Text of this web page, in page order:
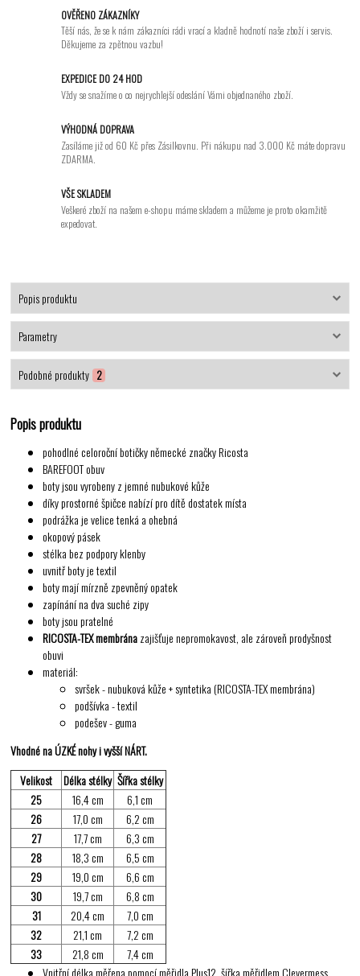
OVĚŘENO ZÁKAZNÍKY
Těší nás, že se k nám zákazníci rádi vrací a kladně hodnotí naše zboží i servis.
Děkujeme za zpětnou vazbu!
EXPEDICE DO 24 HOD
Vždy se snažíme o co nejrychlejší odeslání Vámi objednaného zboží.
VÝHODNÁ DOPRAVA
Zasíláme již od 60 Kč přes Zásilkovnu. Při nákupu nad 3.000 Kč máte dopravu
ZDARMA.
VŠE SKLADEM
Veškeré zboží na našem e-shopu máme skladem a můžeme je proto okamžitě
expedovat.
Popis produktu
Parametry
Podobné produkty 2
Popis produktu
pohodlné celoroční botičky německé značky Ricosta
BAREFOOT obuv
boty jsou vyrobeny zjemné nubukové kůže
díky prostorné špičce nabízí pro dítě dostatek místa
podrážka je velice tenká a ohebná
okopový pásek
stélka bez podpory klenby
uvnitř boty je textil
boty mají mírzně zpevněný opatek
zapínání na dva suché zipy
boty jsou pratelné
RICOSTA-TEX membránazajišťuje nepromokavost, ale zároveň prodyšnost
obuvi
materiál:
svršek - nubuková kůže + syntetika (RICOSTA-TEX membrána)
podšívka - textil
podešev - guma
Vhodné na ÚZKÉ nohy i vyšší NÁRT.
Velikost
Délka stélky Šířka stélky
25
16,4 cm
6,1 cm
26
17,0 cm
6,2 cm
27
17,7 cm
6,3 cm
28
18,3 cm
6,5 cm
29
19,0 cm
6,6 cm
30
19,7 cm
6,8 cm
31
20,4 cm
7,0 cm
32
21,1 cm
7,2 cm
33
21,8 cm
7,4 cm
Vnitřní délka měřena pomocí měřidla Plus12, šířka měřidlem Clevermess.